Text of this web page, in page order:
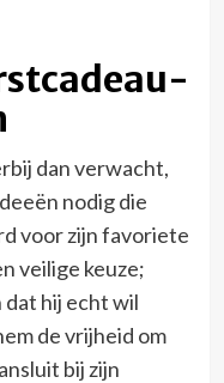
dan verwacht,
nodig die
voor zijn favoriete
veilige keuze;
dat hij echt wil
de vrijheid om
bij zijn